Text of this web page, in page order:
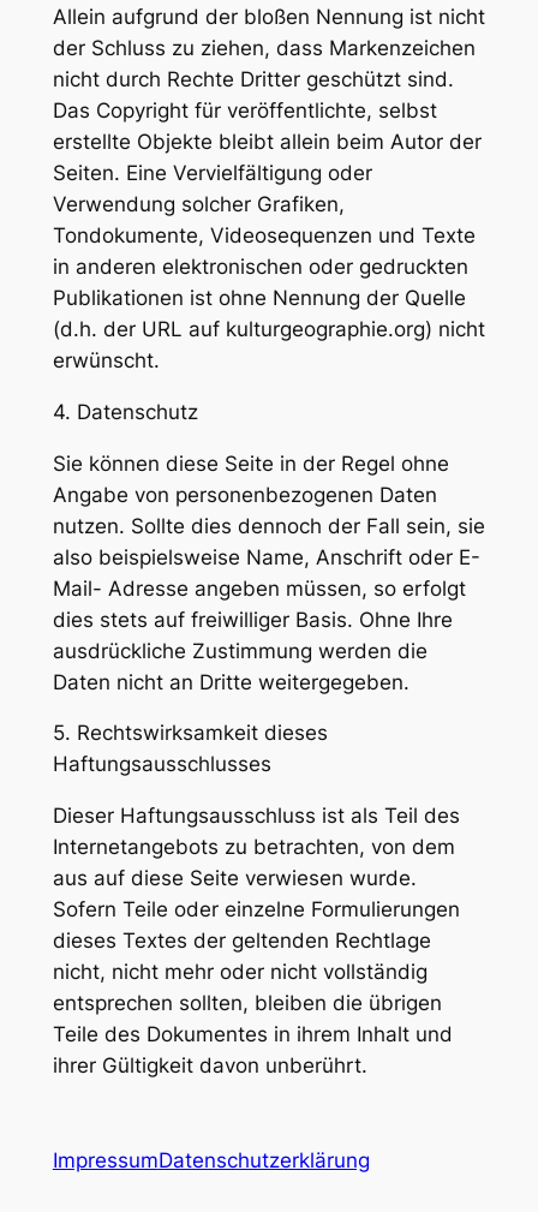
Allein aufgrund der bloßen Nennung ist nicht
der Schluss zu ziehen, dass Markenzeichen
nicht durch Rechte Dritter geschützt sind.
Das Copyright für veröffentlichte, selbst
erstellte Objekte bleibt allein beim Autor der
Seiten. Eine Vervielfältigung oder
Verwendung solcher Grafiken,
Tondokumente, Videosequenzen und Texte
in anderen elektronischen oder gedruckten
Publikationen ist ohne Nennung der Quelle
(d.h. der URL auf kulturgeographie.org) nicht
erwünscht.
4. Datenschutz
Sie können diese Seite in der Regel ohne
Angabe von personenbezogenen Daten
nutzen. Sollte dies dennoch der Fall sein, sie
also beispielsweise Name, Anschrift oder E-
Mail- Adresse angeben müssen, so erfolgt
dies stets auf freiwilliger Basis. Ohne Ihre
ausdrückliche Zustimmung werden die
Daten nicht an Dritte weitergegeben.
5. Rechtswirksamkeit dieses
Haftungsausschlusses
Dieser Haftungsausschluss ist als Teil des
Internetangebots zu betrachten, von dem
aus auf diese Seite verwiesen wurde.
Sofern Teile oder einzelne Formulierungen
dieses Textes der geltenden Rechtlage
nicht, nicht mehr oder nicht vollständig
entsprechen sollten, bleiben die übrigen
Teile des Dokumentes in ihrem Inhalt und
ihrer Gültigkeit davon unberührt.
ImpressumDatenschutzerklärung